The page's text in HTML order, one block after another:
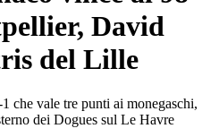
David
del Lille
che vale tre punti ai monegaschi,
dei Dogues sul Le Havre